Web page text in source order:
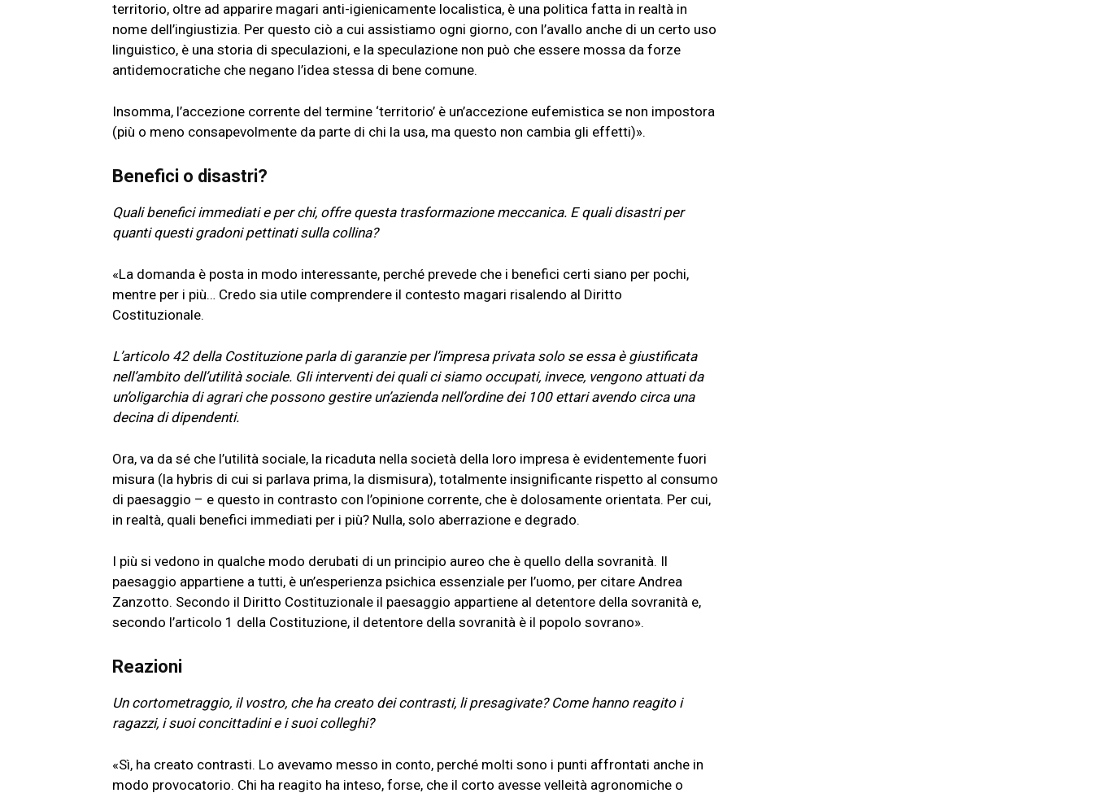
territorio, oltre ad apparire magari anti-igienicamente localistica, è una politica fatta in realtà in
nome dell’ingiustizia. Per questo ciò a cui assistiamo ogni giorno, con l’avallo anche di un certo uso
linguistico, è una storia di speculazioni, e la speculazione non può che essere mossa da forze
antidemocratiche che negano l’idea stessa di bene comune.
Insomma, l’accezione corrente del termine ‘territorio’ è un’accezione eufemistica se non impostora
(più o meno consapevolmente da parte di chi la usa, ma questo non cambia gli effetti)».
Benefici o disastri?
Quali benefici immediati e per chi, offre questa trasformazione meccanica. E quali disastri per
quanti questi gradoni pettinati sulla collina?
«La domanda è posta in modo interessante, perché prevede che i benefici certi siano per pochi,
mentre per i più… Credo sia utile comprendere il contesto magari risalendo al Diritto
Costituzionale.
L’articolo 42 della Costituzione parla di garanzie per l’impresa privata solo se essa è giustificata
nell’ambito dell’utilità sociale. Gli interventi dei quali ci siamo occupati, invece, vengono attuati da
un’oligarchia di agrari che possono gestire un’azienda nell’ordine dei 100 ettari avendo circa una
decina di dipendenti.
Ora, va da sé che l’utilità sociale, la ricaduta nella società della loro impresa è evidentemente fuori
misura (la hybris di cui si parlava prima, la dismisura), totalmente insignificante rispetto al consumo
di paesaggio – e questo in contrasto con l’opinione corrente, che è dolosamente orientata. Per cui,
in realtà, quali benefici immediati per i più? Nulla, solo aberrazione e degrado.
I più si vedono in qualche modo derubati di un principio aureo che è quello della sovranità. Il
paesaggio appartiene a tutti, è un’esperienza psichica essenziale per l’uomo, per citare Andrea
Zanzotto. Secondo il Diritto Costituzionale il paesaggio appartiene al detentore della sovranità e,
secondo l’articolo 1 della Costituzione, il detentore della sovranità è il popolo sovrano».
Reazioni
Un cortometraggio, il vostro, che ha creato dei contrasti, li presagivate? Come hanno reagito i
ragazzi, i suoi concittadini e i suoi colleghi?
«Sì, ha creato contrasti. Lo avevamo messo in conto, perché molti sono i punti affrontati anche in
modo provocatorio. Chi ha reagito ha inteso, forse, che il corto avesse velleità agronomiche o